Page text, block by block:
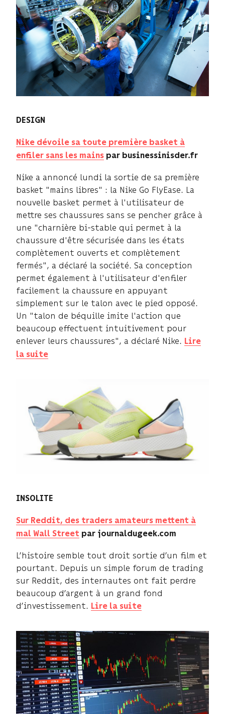
DESIGN
Nike dévoile sa toute première basket à
enfiler sans les mains par businessinisder.fr
Nike a annoncé lundi la sortie de sa première
basket "mains libres" : la Nike Go FlyEase. La
nouvelle basket permet à l'utilisateur de
mettre ses chaussures sans se pencher grâce à
une "charnière bi-stable qui permet à la
chaussure d'être sécurisée dans les états
complètement ouverts et complètement
fermés", a déclaré la société. Sa conception
permet également à l'utilisateur d'enfiler
facilement la chaussure en appuyant
simplement sur le talon avec le pied opposé.
Un "talon de béquille imite l'action que
beaucoup effectuent intuitivement pour
enlever leurs chaussures", a déclaré Nike.
Lire
la suite
INSOLITE
Sur Reddit, des traders amateurs mettent à
mal Wall Street par journaldugeek.com
L’histoire semble tout droit sortie d’un film et
pourtant. Depuis un simple forum de trading
sur Reddit, des internautes ont fait perdre
beaucoup d’argent à un grand fond
d’investissement. Lire la suite